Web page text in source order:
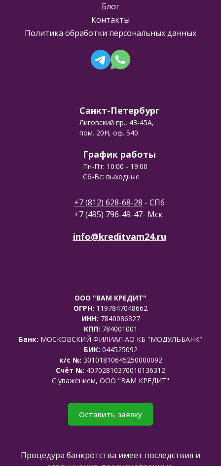
Блог
Контакты
Политика обработки персональных данных
Санкт-Петербург
Лиговский пр., 43-45А,
пом. 20Н, оф. 540
График работы
Пн-Пт: 10:00 - 19:00
Сб-Вс: выходные
+7 (812) 628-68-28 - СПб
+7 (495) 796-49-47- Мск
info@kreditvam24.ru
ООО "ВАМ КРЕДИТ"
ОГРН: 1197847048662
ИНН: 7840086327
КПП: 784001001
Банк: МОСКОВСКИЙ ФИЛИАЛ АО КБ "МОДУЛЬБАНК"
БИК: 044525092
к/с №: 30101810645250000092
Счёт №: 40702810370010136312
C уважением, ООО "ВАМ КРЕДИТ"
Оставить заявку
Процедура банкротства имеет последствия и